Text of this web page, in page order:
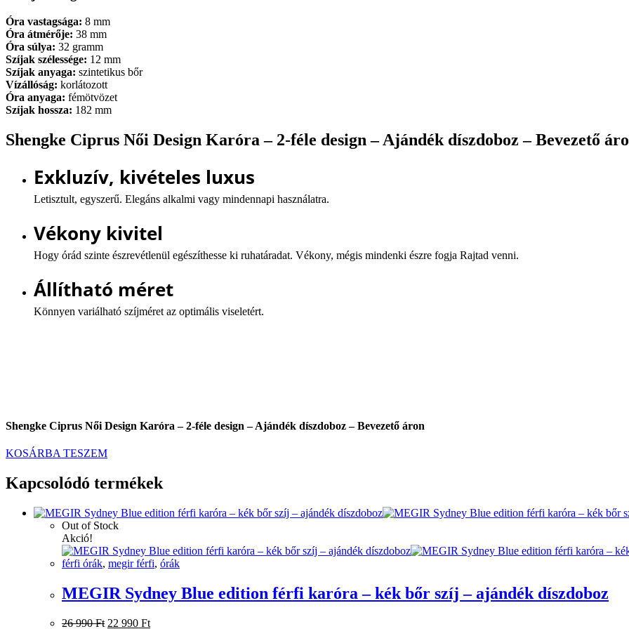
Óra vastagsága: 8 mm
Óra átmérője: 38 mm
Óra súlya: 32 gramm
Szíjak szélessége: 12 mm
Szíjak anyaga: szintetikus bőr
Vízállóság: korlátozott
Óra anyaga: fémötvözet
Szíjak hossza: 182 mm
Shengke Ciprus Női Design Karóra – 2-féle design – Ajándék díszdoboz – Bevezető
Exkluzív, kivételes luxus
Letisztult, egyszerű. Elegáns alkalmi vagy mindennapi használatra.
Vékony kivitel
Hogy órád szinte észrevétlenül egészíthesse ki ruhatáradat. Vékony, mégis mindenki észre fogja Rajtad venni.
Állítható méret
Könnyen variálható szíjméret az optimális viseletért.
Shengke Ciprus Női Design Karóra – 2-féle design – Ajándék díszdoboz – Bevezető áron
KOSÁRBA TESZEM
Kapcsolódó termékek
Out of Stock
Akció!
férfi órák, megir férfi, órák
MEGIR Sydney Blue edition férfi karóra – kék bőr szíj – ajándék díszdoboz
26 990Ft Original
22 990 FtCurrent